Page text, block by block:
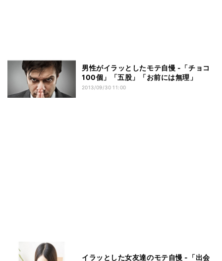
男性がイラッとしたモテ自慢 -「チョコ
100個」「五股」「お前には無理」
2013/09/30 11:00
イラッとした女友達のモテ自慢 -「出会